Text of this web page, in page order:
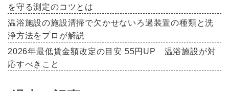
を守る測定のコツとは
温浴施設の施設清掃で欠かせないろ過装置の種類と洗
浄方法をプロが解説
2026年最低賃金額改定の目安 55円UP 温浴施設が対
応すべきこと